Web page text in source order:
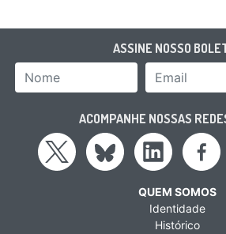
ASSINE NOSSO
ACOMPANHE NOSSAS
QUEM SOMOS
Identidade
Histórico